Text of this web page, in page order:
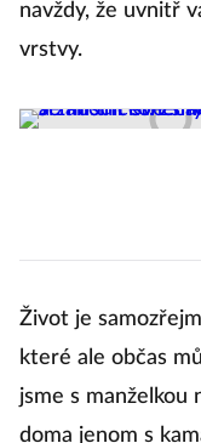
navždy, že uvnitř
vrstvy.
Život je
které ale občas
jsme s manželkou
doma jenom s